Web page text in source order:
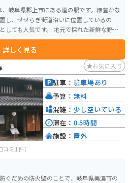
岐阜県郡上市にある道の駅です。緑豊かな
し、せせらぎ街道沿いに位置しているの
地元で採れた新鮮な野菜
、道の駅の人気スポットです。郡上市は
の塩焼きを味わうこともできます。また、
郡上市の郷土料理である「鶏ちゃん」や、
楽しむことができます。 道の駅の周
るスポットが点在しています。バイクで訪
らに進んで、美しい渓谷美を眺めながらの
ーズンは特におすすめです。道の駅から車
美人の湯 しらかわ」があり、ツーリングで
。道の駅には、情報コーナーや観光案内板
観光情報収集にも役立ちます。
詳しく見る
お気に入り
コミ1件）
ぐだめの防火壁のことで、岐阜県美濃市の
駐車： 駐車場あり
予算： 無料
混雑： 少し空いている
滞在： 0.5時間
施設： 屋外